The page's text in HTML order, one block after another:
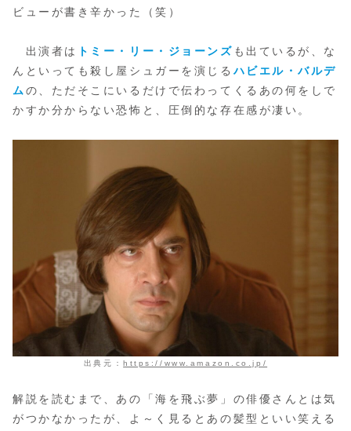
ビューが書き辛かった（笑）
出演者は トミー・リー・ジョーンズ も出ているが、な
んといっても殺し屋シュガーを演じるハビエル・バルデ
ム の、ただそこにいるだけで伝わってくるあの何をしで
かすか分からない恐怖と、圧倒的な存在感が凄い。
出典元：https://www.amazon.co.jp/
解説を読むまで、あの「海を飛ぶ夢」の俳優さんとは気
がつかなかったが、よ～く見るとあの髪型といい笑える